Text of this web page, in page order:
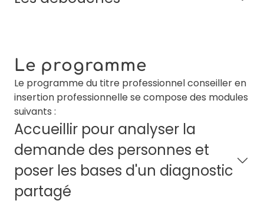
Le programme
Le programme du titre professionnel conseiller en
insertion professionnelle se compose des modules
suivants :
Accueillir pour analyser la
demande des personnes et
poser les bases d'un diagnostic
partagé